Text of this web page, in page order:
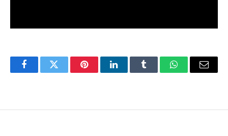
FacebookTwitter PinterestLinkedInTumblr WhatsAppEmail